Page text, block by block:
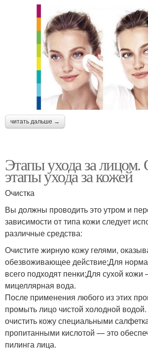
читать дальше →
Этапы ухода за
этапы ухода за кожей
Очистка
Вы должны проводить это утром и
зависимости от типа кожи следует
различные средства:
Очистите жирную кожу гелями,
обезвоживающее действие;Для
всего подходят пенки;Для сухой
мицеллярная вода.
После применения любого из этих
промыть лицо чистой холодной
очистить кожу специальными
пропитанными кислотой — это
пилинга лица.